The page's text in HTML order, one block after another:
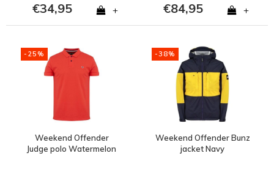
€34,95 + €84,95 +
-25%
Weekend Offender
Judge polo Watermelon
-38%
Weekend Offender Bunz
jacket Navy